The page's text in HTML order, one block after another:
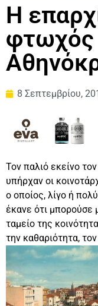
Η
φτωχός
8 Σεπτεμβρίου,
Τον παλιό εκείνο
υπήρχαν οι
ο οποίος, λίγο ή
έκανε ότι μπορούσε
ταμείο της
την καθαριότητα,